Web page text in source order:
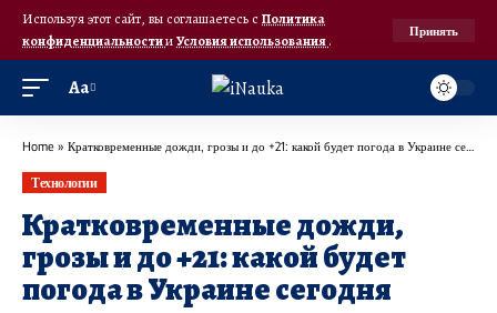
Используя этот сайт, вы соглашаетесь с Политика
конфиденциальностииУсловия использования.
Принять
Аа
Home » Кратковременные дожди, грозы и до +21: какой будет погода в Украине сегодня
Технологии
Кратковременные дожди,
грозы и до +21: какой будет
погода в Украине сегодня